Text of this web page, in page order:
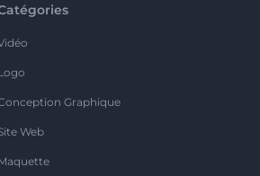
Graphique
Web